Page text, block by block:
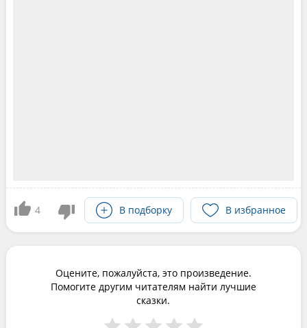
4 В подборку В избранное
Оцените, пожалуйста, это произведение.
Помогите другим читателям найти лучшие
сказки.